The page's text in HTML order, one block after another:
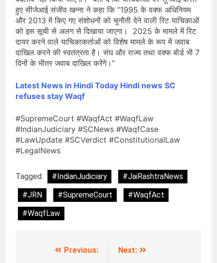
हुए सीजेआई संजीव खन्ना ने कहा कि “1995 के वक्फ अधिनियम
और 2013 में किए गए संशोधनों को चुनौती देने वाली रिट याचिकाओं
को इस सूची से अलग से दिखाया जाएगा। 2025 के मामले में रिट
दायर करने वाले याचिकाकर्ताओं को विशेष मामले के रूप में जवाब
दाखिल करने की स्वतंत्रता है। संघ और राज्य तथा वक्फ बोर्ड भी 7
दिनों के भीतर जवाब दाखिल करेंगे।”
Latest News in Hindi Today Hindi news SC
refuses stay Waqf
#SupremeCourt #WaqfAct #WaqfLaw
#IndianJudiciary #SCNews #WaqfCase
#LawUpdate #SCVerdict #ConstitutionalLaw
#LegalNews
Tagged: #IndianJudiciary
#JaiRashtraNews
#JRN
#SupremeCourt
#WaqfAct
#WaqfLaw
Previous:
Next: